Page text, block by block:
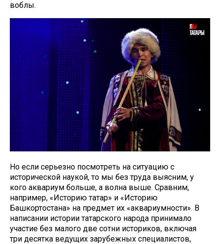
воблы.
Но если серьезно посмотреть на ситуацию с
исторической наукой, то мы без труда выясним, у
кого аквариум больше, а волна выше. Сравним,
например, «Историю татар» и «Историю
Башкортостана» на предмет их «аквариумности». В
написании истории татарского народа принимало
участие без малого две сотни историков, включая
три десятка ведущих зарубежных специалистов,